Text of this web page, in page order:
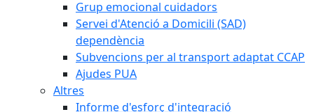
Grup emocional cuidadors
Servei d'Atenció a Domicili (SAD)
dependència
Subvencions per al transport adaptat CCAP
Ajudes PUA
Altres
Informe d'esforç d'integració